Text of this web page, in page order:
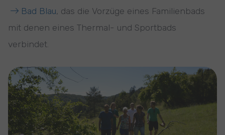
Bad Blau, das die Vorzüge eines Familienbads
mit denen eines Thermal- und Sportbads
verbindet.